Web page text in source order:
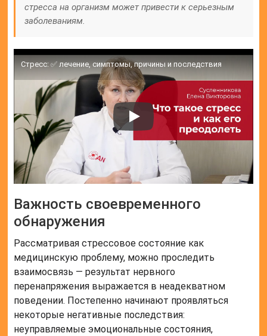
стресса на организм может привести к серьезным
заболеваниям.
Стресс: ✅ лечение, симптомы, причины и последствия
Важность своевременного
обнаружения
Рассматривая стрессовое состояние как
медицинскую проблему, можно проследить
взаимосвязь — результат нервного
перенапряжения выражается в неадекватном
поведении. Постепенно начинают проявляться
некоторые негативные последствия:
неуправляемые эмоциональные состояния,